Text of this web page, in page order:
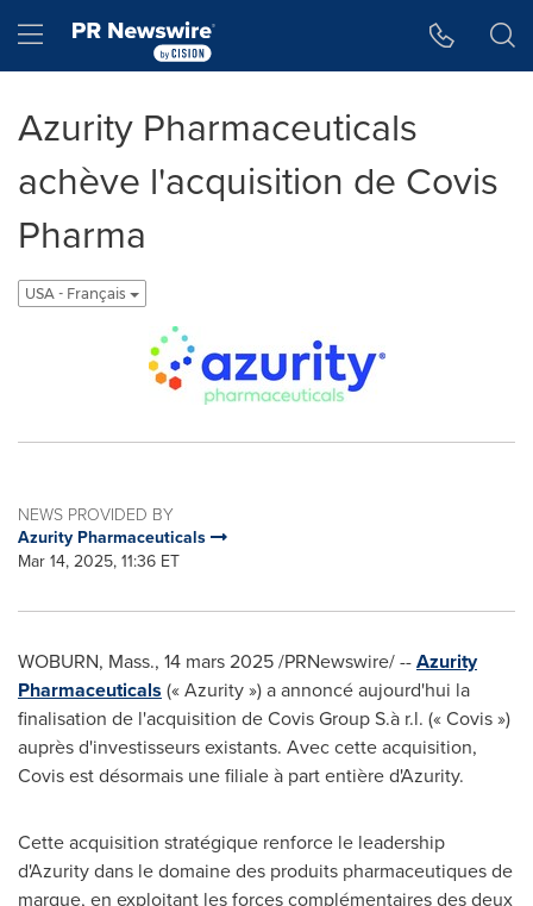
Hamburger menu
Azurity Pharmaceuticals
achève l'acquisition de Covis
Pharma
USA - Français
NEWS PROVIDED BY
Azurity Pharmaceuticals
Mar 14, 2025, 11:36 ET
WOBURN, Mass., 14 mars 2025/PRNewswire/ --Azurity
Pharmaceuticals (« Azurity ») a annoncé aujourd'hui la
finalisation de l'acquisition de Covis Group S.à r.l. (« Covis »)
auprès d'investisseurs existants. Avec cette acquisition,
Covis est désormais une filiale à part entière d'Azurity.
Cette acquisition stratégique renforce le leadership
d'Azurity dans le domaine des produits pharmaceutiques de
marque, en exploitant les forces complémentaires des deux